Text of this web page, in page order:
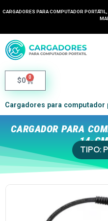
CARGADORES PARA COMPUTADOR
$0 0
Cargadores para computador
CARGADOR PARA
14-
TIPO: